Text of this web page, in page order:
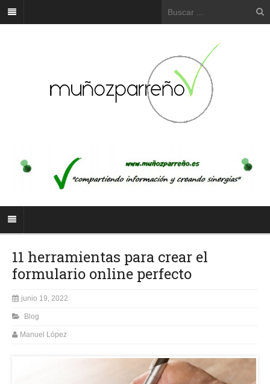
11 herramientas para crear el
formulario online perfecto
junio 19, 2022
Blog
Manuel López